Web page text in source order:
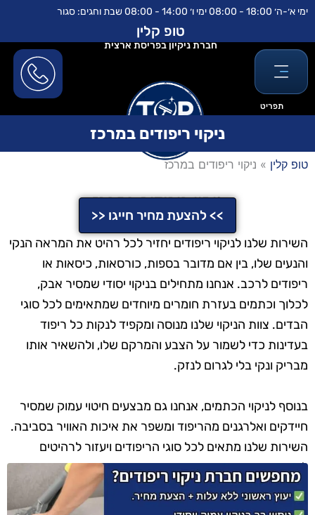
לתוכן
דילוג
ימי א׳-ה׳ 18:00 - 08:00 ימי ו׳ 14:00 - 08:00 שבת וחגים: סגור
תפריט
טופ קלין
חברת ניקיון בפריסת ארצית
ניקוי ריפודים במרכז
טופ קלין » ניקוי ריפודים במרכז
ניקוי ריפודים במרכז
>> להצעת מחיר חייגו <<
השירות שלנו לניקוי ריפודים יחזיר לכל רהיט את המראה הנקי
והנעים שלו, בין אם מדובר בספות, כורסאות, כיסאות או
ריפודים לרכב. אנחנו מתחילים בניקוי יסודי שמסיר אבק,
לכלוך וכתמים בעזרת חומרים מיוחדים שמתאימים לכל סוגי
הבדים. צוות הניקוי שלנו מנוסה ומקפיד לנקות כל ריפוד
בעדינות כדי לשמור על הצבע והמרקם שלו, ולהשאיר אותו
מבריק ונקי בלי לגרום לנזק.
בנוסף לניקוי הכתמים, אנחנו גם מבצעים חיטוי עמוק שמסיר
חיידקים ואלרגנים מהריפוד ומשפר את איכות האוויר בסביבה.
השירות שלנו מתאים לכל סוגי הריפודים ויעזור לרהיטים
להיראות שוב כמו חדשים, רעננים ונעימים.